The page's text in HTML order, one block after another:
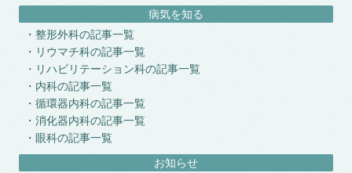
病気を知る
整形外科の記事一覧
リウマチ科の記事一覧
リハビリテーション科の記事一覧
内科の記事一覧
循環器内科の記事一覧
消化器内科の記事一覧
眼科の記事一覧
お知らせ